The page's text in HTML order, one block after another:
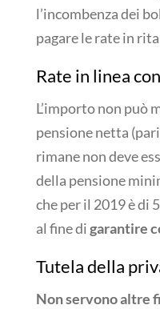
l’incombenza dei
pagare le rate in
Rate in linea
L’importo non può
pensione netta
rimane non deve
della pensione
che per il 2019 è di
al fine digarantire
Tutela della
Non servono altre